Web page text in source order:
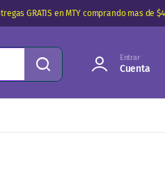
GRATIS en MTY comprando mas de
Entrar
Cuenta